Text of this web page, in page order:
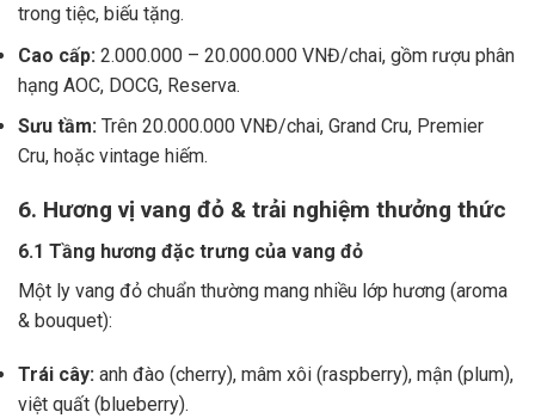
trong tiệc, biếu tặng.
Cao cấp: 2.000.000 – 20.000.000 VNĐ/chai, gồm rượu phân
hạng AOC, DOCG, Reserva.
Sưu tầm: Trên 20.000.000 VNĐ/chai, Grand Cru, Premier
Cru, hoặc vintage hiếm.
6. Hương vị vang đỏ & trải nghiệm thưởng thức
6.1 Tầng hương đặc trưng của vang đỏ
Một ly vang đỏ chuẩn thường mang nhiều lớp hương (aroma
& bouquet):
Trái cây: anh đào (cherry), mâm xôi (raspberry), mận (plum),
việt quất (blueberry).